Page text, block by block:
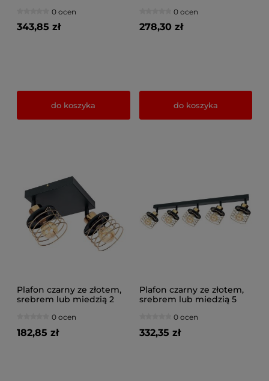
przegubach
0 ocen
343,85 zł
do koszyka
przegubach
0 ocen
278,30 zł
do koszyka
Plafon czarny ze złotem,
srebrem lub miedzią 2
przegubach
0 ocen
182,85 zł
Plafon czarny ze złotem,
srebrem lub miedzią 5
przegubach
0 ocen
332,35 zł